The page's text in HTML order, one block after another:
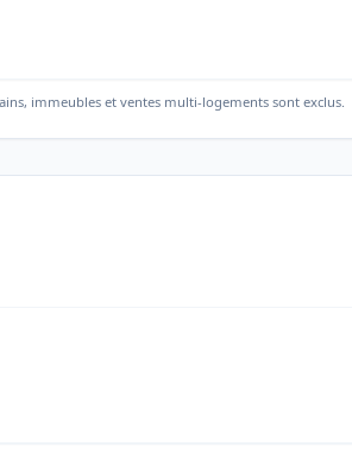
immeubles et ventes multi-logements sont exclus.